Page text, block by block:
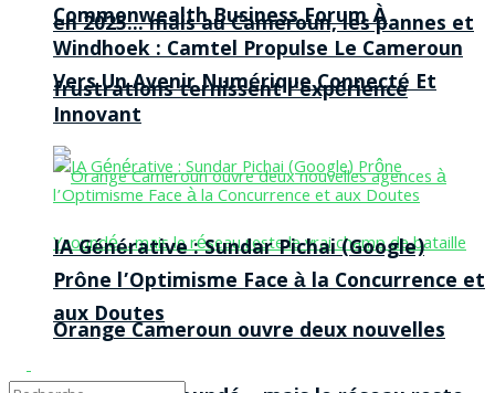
en 2025… mais au Cameroun, les pannes et
frustrations ternissent l’expérience
Orange Cameroun ouvre deux nouvelles
Commonwealth Business Forum À
Windhoek : Camtel Propulse Le Cameroun
Vers Un Avenir Numérique Connecté Et
Innovant
IA Générative : Sundar Pichai (Google)
Prône l’Optimisme Face à la Concurrence et
aux Doutes